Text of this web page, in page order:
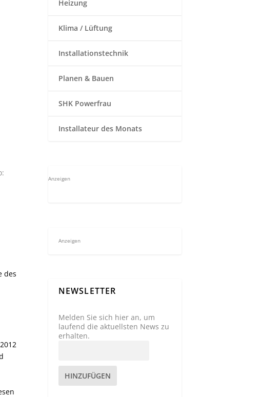
des
Heizung
Klima / Lüftung
Installationstechnik
Planen & Bauen
SHK Powerfrau
Installateur des Monats
Anzeigen
Anzeigen
NEWSLETTER
Melden Sie sich hier an, um
laufend die aktuellsten News zu
erhalten.
HINZUFÜGEN